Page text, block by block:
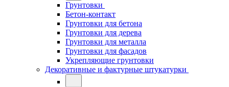
Грунтовки
Бетон-контакт
Грунтовки для бетона
Грунтовки для дерева
Грунтовки для металла
Грунтовки для фасадов
Укрепляющие грунтовки
Декоративные и фактурные штукатурки